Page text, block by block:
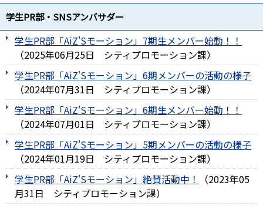
学生PR部・SNSアンバサダー
学生PR部「AiZ'Sモーション」7期生メンバー始動！！
（2025年06月25日 シティプロモーション課）
学生PR部「AiZ'Sモーション」6期メンバーの活動の様子
（2024年07月31日 シティプロモーション課）
学生PR部「AiZ'Sモーション」6期生メンバー始動！！
（2024年07月01日 シティプロモーション課）
学生PR部「AiZ'Sモーション」5期メンバーの活動の様子
（2024年01月19日 シティプロモーション課）
学生PR部「AiZ'Sモーション」絶賛活動中！
（2023年05
月31日
シティプロモーション課）